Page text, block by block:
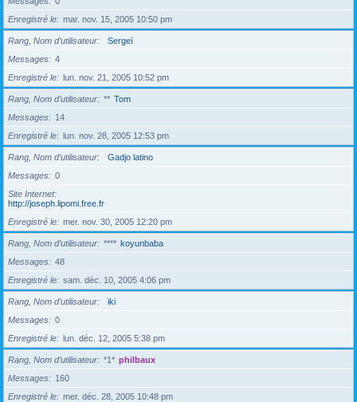
Enregistré le
mar. nov. 15, 2005 10:50 pm
Rang, Nom d’utilisateur
Sergeï
Messages
4
Enregistré le
lun. nov. 21, 2005 10:52 pm
Rang, Nom d’utilisateur ** Tom
Messages
14
Enregistré le
lun. nov. 28, 2005 12:53 pm
Rang, Nom d’utilisateur
Gadjo latino
Messages
0
Site Internet
http://joseph.lipomi.free.fr
Enregistré le
mer. nov. 30, 2005 12:20 pm
Rang, Nom d’utilisateur **** koyunbaba
Messages
48
Enregistré le
sam. déc. 10, 2005 4:06 pm
Rang, Nom d’utilisateur
iki
Messages
0
Enregistré le
lun. déc. 12, 2005 5:38 pm
Rang, Nom d’utilisateur *1* philbaux
Messages
160
Enregistré le
mer. déc. 28, 2005 10:48 pm